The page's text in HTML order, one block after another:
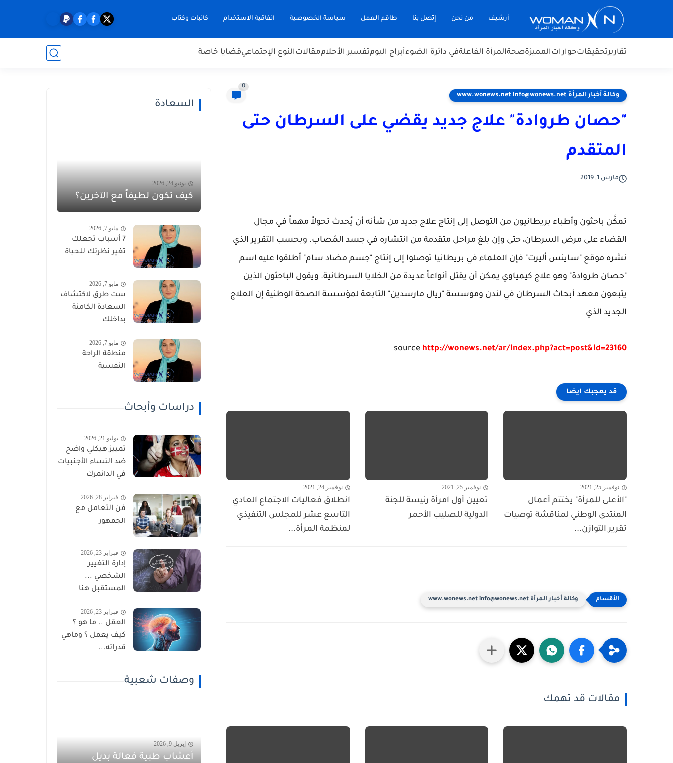
أرشيف من نحن إتصل بنا طاقم العمل سياسة الخصوصية اتفاقية الاستخدام كاتبات وكتاب
تقاريرتحقيقاتحواراتالمميزةصحةالمرأة الفاعلةفي دائرة الضوءأبراج اليومتفسير الأحلاممقالاتالنوع الإجتماعيقضايا خاصة
وكالة أخبار المرأة www.wonews.net info@wonews.net
0
"حصان طروادة" علاج جديد يقضي على السرطان حتى
المتقدم
مارس 1, 2019
تمكَّن باحثون وأطباء بريطانيون من التوصل إلى إنتاج علاج جديد من شأنه أن يُحدث تحولاً مهماً في مجال
القضاء على مرض السرطان، حتى وإن بلغ مراحل متقدمة من انتشاره في جسد المُصاب. وبحسب التقرير الذي
نشره موقع "ساينس أليرت" فإن العلماء في بريطانيا توصلوا إلى إنتاج "جسم مضاد سام" أطلقوا عليه اسم
"حصان طروادة" وهو علاج كيمياوي يمكن أن يقتل أنواعاً عديدة من الخلايا السرطانية. ويقول الباحثون الذين
يتبعون معهد أبحاث السرطان في لندن ومؤسسة "ريال مارسدين" التابعة لمؤسسة الصحة الوطنية إن العلاج
الجديد الذي
source http://wonews.net/ar/index.php?act=post&id=23160
قد يعجبك ايضا
نوفمبر 25, 2021
"الأعلى للمرأة" يختتم أعمال
المنتدى الوطني لمناقشة توصيات
تقرير التوازن...
نوفمبر 25, 2021
تعيين أول امرأة رئيسة للجنة
الدولية للصليب الأحمر
نوفمبر 24, 2021
انطلاق فعاليات الاجتماع العادي
التاسع عشر للمجلس التنفيذي
لمنظمة المرأة...
وكالة أخبار المرأة www.wonews.net info@wonews.net
مقالات قد تهمك
السعادة
يونيو 24, 2026
كيف تكون لطيفاً مع الآخرين؟
مايو 7, 2026
7 أسباب تجعلك
تغير نظرتك للحياة
مايو 7, 2026
ست طرق لاكتشاف
السعادة الكامنة
بداخلك
مايو 7, 2026
منطقة الراحة
النفسية
دراسات وأبحاث
يوليو 21, 2026
تمييز هيكلي واضح
ضد النساء الأجنبيات
في الدانمرك
فبراير 28, 2026
فن التعامل مع
الجمهور
فبراير 23, 2026
إدارة التغيير
الشخصي ...
المستقبل هنا
فبراير 23, 2026
العقل .. ما هو ؟
كيف يعمل ؟ وماهي
قدراته...
وصفات شعبية
إبريل 9, 2026
أعشاب طبية فعالة بديل